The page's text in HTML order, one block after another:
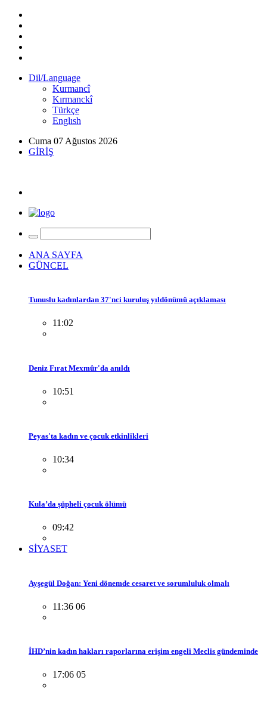
Dil/Language
Kurmancî
Kırmanckî
Türkçe
Englısh
Cuma 07 Ağustos 2026
GİRİŞ
ANA SAYFA
GÜNCEL
Tunuslu kadınlardan 37'nci kuruluş yıldönümü açıklaması
11:02
Deniz Fırat Mexmûr'da anıldı
10:51
Peyas'ta kadın ve çocuk etkinlikleri
10:34
Kula’da şüpheli çocuk ölümü
09:42
SİYASET
Ayşegül Doğan: Yeni dönemde cesaret ve sorumluluk olmalı
11:36 06
İHD’nin kadın hakları raporlarına erişim engeli Meclis gündeminde
17:06 05